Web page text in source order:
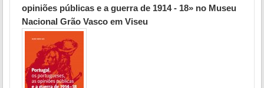
opiniões públicas e a guerra de 1914 - 18» no Museu
Nacional Grão Vasco em Viseu